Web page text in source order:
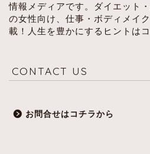
情報メディアです。ダイエット
の女性向け、仕事・ボディメイ
載！人生を豊かにするヒントはコ
CONTACT US
お問合せはコチラから